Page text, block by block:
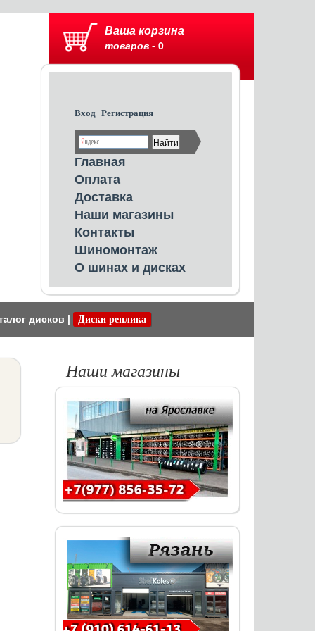
Ваша корзина
товаров - 0
Вход Регистрация
Главная
Оплата
Доставка
Наши магазины
Контакты
Шиномонтаж
О шинах и дисках
дисков | Диски реплика
Наши магазины